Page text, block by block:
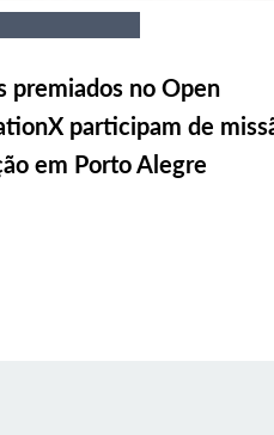
premiados no Open
participam de
em Porto Alegre